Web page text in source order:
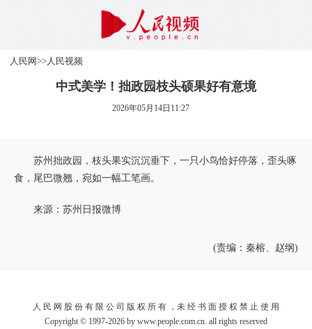
人民网>>人民视频
中式美学！拙政园枝头硕果好有意境
2026年05月14日11:27
苏州拙政园，枝头果实沉沉垂下，一只小鸟恰好停落，歪头啄
食，尾巴微翘，宛如一幅工笔画。
来源：苏州日报微博
(责编：秦榕、赵纲)
人 民 网 股 份 有 限 公 司 版 权 所 有 ，未 经 书 面 授 权 禁 止 使 用
Copyright © 1997-2026 by www.people.com.cn. all rights reserved